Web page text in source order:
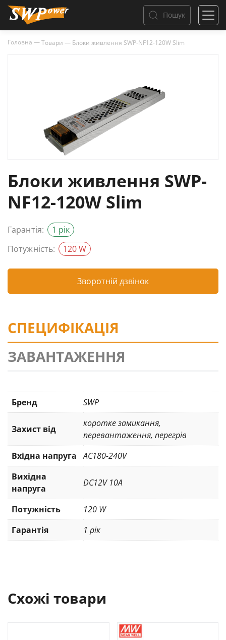
Пошук
Головна —Товари — Блоки живлення SWP-NF12-120W Slim
Блоки живлення SWP-
NF12-120W Slim
Гарантія:
1 рік
Потужність:
120 W
Зворотній дзвінок
СПЕЦИФІКАЦІЯ
ЗАВАНТАЖЕННЯ
Бренд SWP
Захист від
коротке замикання,
перевантаження, перегрів
Вхідна напруга
AC180-240V
Вихідна
напруга
DC12V 10A
Потужність
120 W
Гарантія
1 рік
Схожі товари